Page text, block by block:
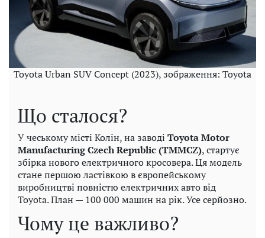
Toyota Urban SUV Concept (2023), зображення: Toyota
Що сталося?
У чеському місті Колін, на заводі Toyota Motor
Manufacturing Czech Republic (TMMCZ), стартує
збірка нового електричного кросовера. Ця модель
стане першою ластівкою в європейському
виробництві повністю електричних авто від
Toyota. План — 100 000 машин на рік. Усе серйозно.
Чому це важливо?